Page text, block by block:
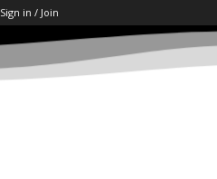
Sign in / Join